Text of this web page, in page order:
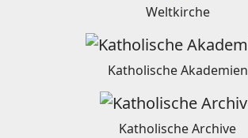
Weltkirche
Katholische Akademien
Katholische Archive